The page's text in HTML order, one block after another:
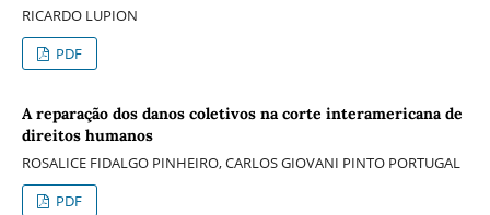
RICARDO LUPION
PDF
A reparação dos danos coletivos na corte interamericana de
direitos humanos
ROSALICE FIDALGO PINHEIRO, CARLOS GIOVANI PINTO PORTUGAL
PDF